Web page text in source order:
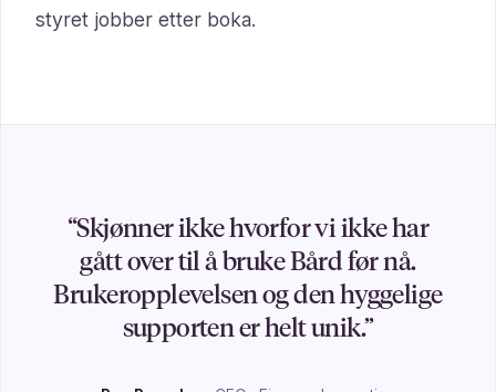
styret jobber etter boka.
“Skjønner ikke hvorfor vi ikke har
gått over til å bruke Bård før nå.
Brukeropplevelsen og den hyggelige
supporten er helt unik.”